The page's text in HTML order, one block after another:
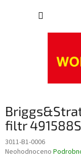
filtr 491588S
3011-B1-0006
Průměrné
Neohodnoceno